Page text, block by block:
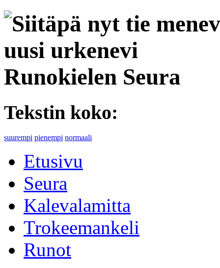
Runokielen Seura
Tekstin koko:
suurempi pienempi normaali
Etusivu
Seura
Kalevalamitta
Trokeemankeli
Runot